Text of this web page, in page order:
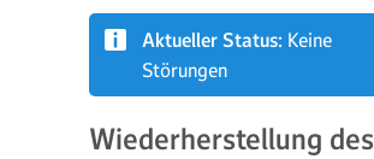
Aktueller Status: Keine
Störungen
Wiederherstellung des